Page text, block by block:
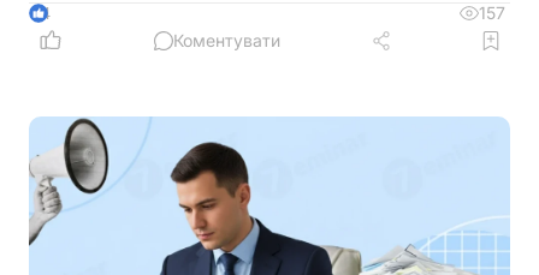
праці педагогів, яка передбачає нові посадові
оклади та поступовий перехід від Єдиної тарифної
4
157
Коментувати